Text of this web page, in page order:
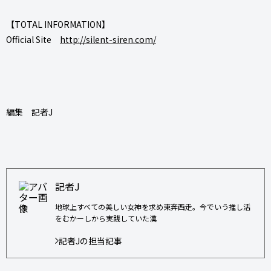
【TOTAL INFORMATION】
Official Site http://silent-siren.com/
編集 記者J
記者J
地球上すべての美しい女神を求め東奔西走。今でいう推し活
をむかーしから実践していた漢
記者Jの担当記事